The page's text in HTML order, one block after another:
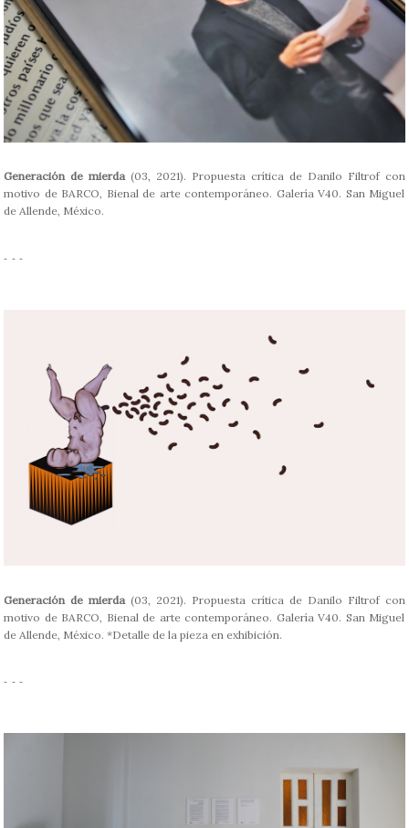
Generación de mierda(03, 2021). Propuesta crítica de Danilo Filtrof con
motivo de BARCO, Bienal de arte contemporáneo. Galería V40. San Miguel
de Allende, México.
- - -
Generación de mierda (03, 2021). Propuesta crítica de Danilo Filtrof con
motivo de BARCO, Bienal de arte contemporáneo. Galería V40. San Miguel
de Allende, México. *Detalle de la pieza en exhibición.
- - -